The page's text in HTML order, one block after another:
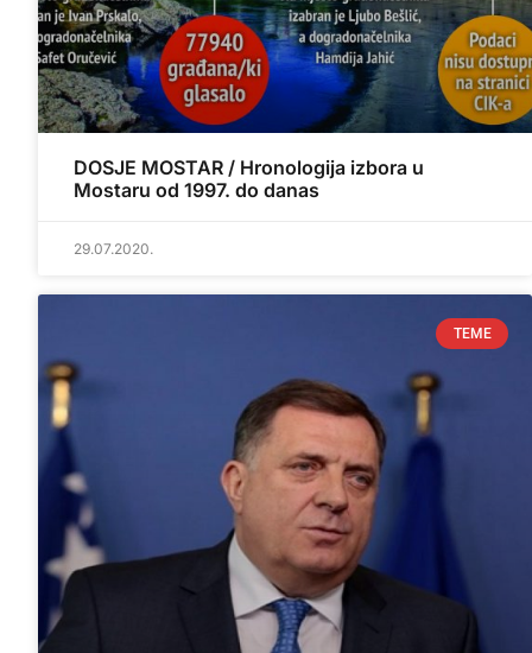
DOSJE MOSTAR / Hronologija izbora u
Mostaru od 1997. do danas
29.07.2020.
TEME